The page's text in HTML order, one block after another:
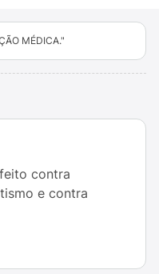
MÉDICA."
contra
e contra